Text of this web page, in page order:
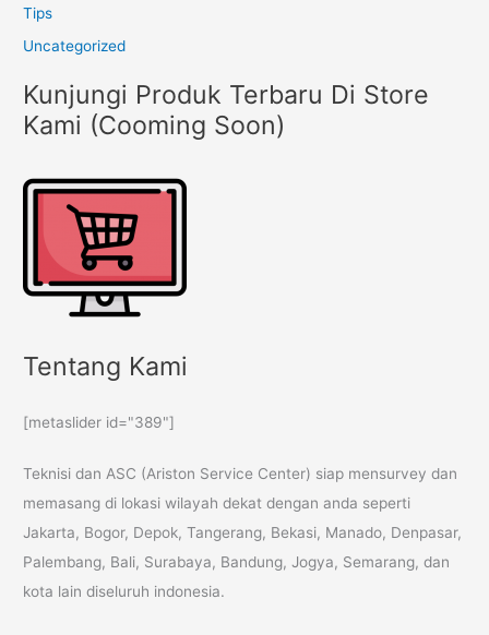
Tips
Uncategorized
Kunjungi Produk Terbaru Di Store
Kami (Cooming Soon)
Tentang Kami
[metaslider id="389"]
Teknisi dan ASC (Ariston Service Center) siap mensurvey dan
memasang di lokasi wilayah dekat dengan anda seperti
Jakarta, Bogor, Depok, Tangerang, Bekasi, Manado, Denpasar,
Palembang, Bali, Surabaya, Bandung, Jogya, Semarang, dan
kota lain diseluruh indonesia.